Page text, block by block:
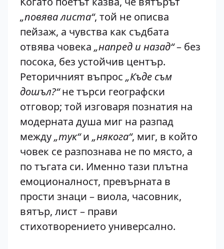
„повява листа“, той не описва
пейзаж, а чувства как съдбата
отвява човека „напред и назад“– без
посока, без устойчив център.
Реторичният въпрос „Къде съм
дошъл?“не търси географски
отговор; той изговаря познатия на
модерната душа миг на разпад
между„тук“и „някога“, миг, в който
човек се разпознава не по място, а
по тъгата си. Именно тази плътна
емоционалност, превърната в
прости знаци – виола, часовник,
вятър, лист – прави
стихотворението универсално.